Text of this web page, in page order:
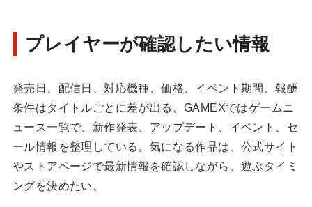
プレイヤーが確認したい情報
発売日、配信日、対応機種、価格、イベント期間、報酬
条件はタイトルごとに差が出る。GAMEXではゲームニ
ュース一覧で、新作発表、アップデート、イベント、セ
ール情報を整理している。気になる作品は、公式サイト
やストアページで最新情報を確認しながら、遊ぶタイミ
ングを決めたい。